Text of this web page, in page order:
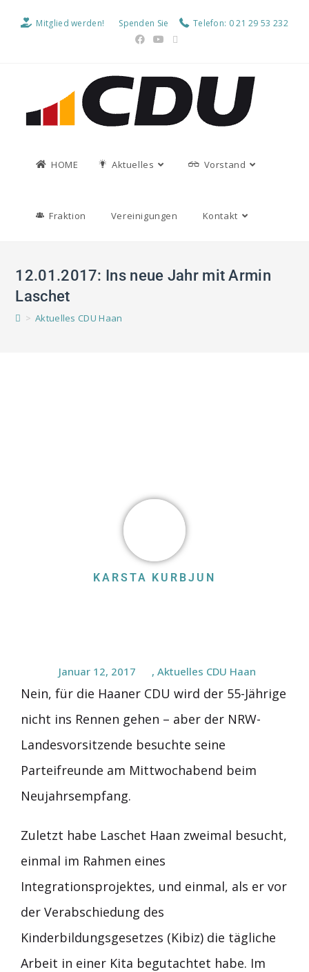
Mitglied werden! Spenden Sie Telefon: 0 21 29 53 232
HOME Aktuelles Vorstand
Fraktion Vereinigungen Kontakt
12.01.2017: Ins neue Jahr mit Armin
Laschet
> Aktuelles CDU Haan
KARSTA KURBJUN
Januar 12, 2017 , Aktuelles CDU Haan
Nein, für die Haaner CDU wird der 55-Jährige
nicht ins Rennen gehen – aber der NRW-
Landesvorsitzende besuchte seine
Parteifreunde am Mittwochabend beim
Neujahrsempfang.
Zuletzt habe Laschet Haan zweimal besucht,
einmal im Rahmen eines
Integrationsprojektes, und einmal, als er vor
der Verabschiedung des
Kinderbildungsgesetzes (Kibiz) die tägliche
Arbeit in einer Kita begutachtet habe. Im